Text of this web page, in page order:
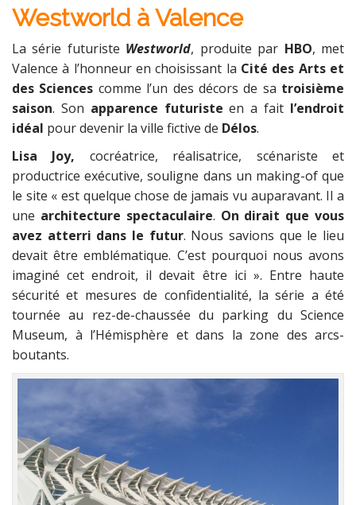
Westworld à Valence
La série futuriste Westworld, produite par HBO, met
Valence à l’honneur en choisissant la Cité des Arts et
des Sciences comme l’un des décors de sa troisième
saison. Son apparence futuriste en a fait l’endroit
idéal pour devenir la ville fictive de Délos.
Lisa Joy, cocréatrice, réalisatrice, scénariste et
productrice exécutive, souligne dans un making-of que
le site « est quelque chose de jamais vu auparavant. Il a
une architecture spectaculaire. On dirait que vous
avez atterri dans le futur. Nous savions que le lieu
devait être emblématique. C’est pourquoi nous avons
imaginé cet endroit, il devait être ici ». Entre haute
sécurité et mesures de confidentialité, la série a été
tournée au rez-de-chaussée du parking du Science
Museum, à l’Hémisphère et dans la zone des arcs-
boutants.